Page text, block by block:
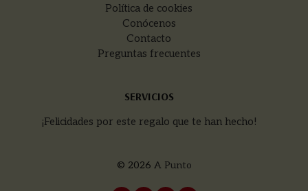
Política de cookies
Conócenos
Contacto
Preguntas frecuentes
SERVICIOS
¡Felicidades por este regalo que te han hecho!
© 2026 A Punto